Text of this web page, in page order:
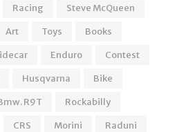
Racing
Steve McQueen
Art Toys
Books
Enduro
Contest
Husqvarna
Bike
R9T
Rockabilly
CRS Morini
Raduni